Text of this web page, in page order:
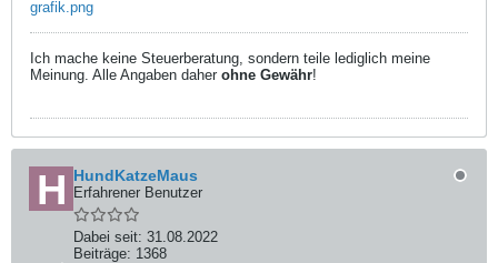
grafik.png
Ich mache keine Steuerberatung, sondern teile lediglich meine
Meinung. Alle Angaben daher ohne Gewähr!
HundKatzeMaus
Erfahrener Benutzer
Dabei seit: 31.08.2022
Beiträge: 1368